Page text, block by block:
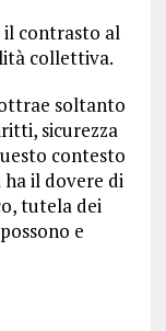
contrasto al
collettiva.
soltanto
sicurezza
contesto
il dovere di
tutela dei
e